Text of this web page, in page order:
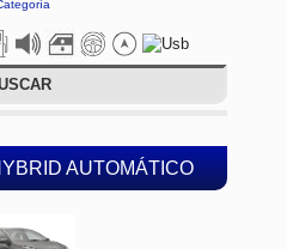
AUTOMÁTICO